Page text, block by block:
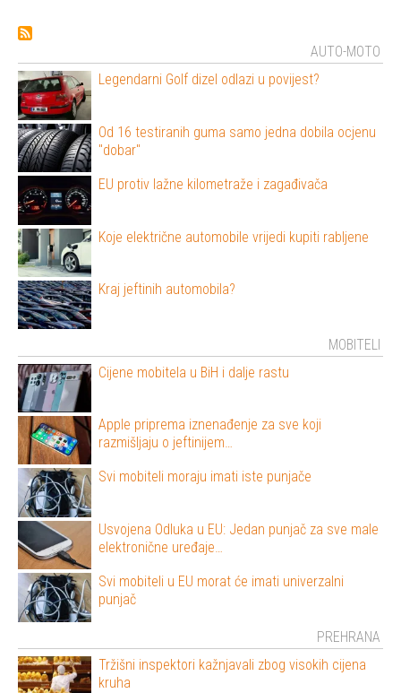
AUTO-MOTO
Legendarni Golf dizel odlazi u povijest?
Od 16 testiranih guma samo jedna dobila ocjenu
"dobar"
EU protiv lažne kilometraže i zagađivača
Koje električne automobile vrijedi kupiti rabljene
Kraj jeftinih automobila?
MOBITELI
Cijene mobitela u BiH i dalje rastu
Apple priprema iznenađenje za sve koji
razmišljaju o jeftinijem…
Svi mobiteli moraju imati iste punjače
Usvojena Odluka u EU: Jedan punjač za sve male
elektronične uređaje…
Svi mobiteli u EU morat će imati univerzalni
punjač
PREHRANA
Tržišni inspektori kažnjavali zbog visokih cijena
kruha